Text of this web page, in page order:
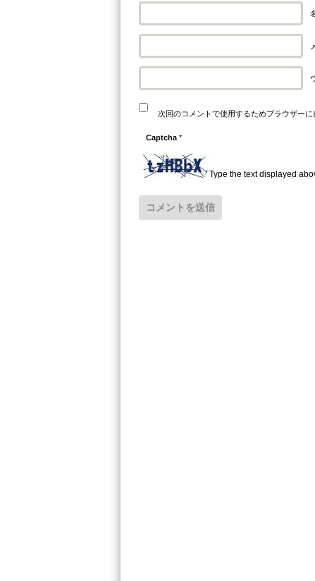
次回のコメントで使用するためブラウザー
Captcha *
Type the text displayed